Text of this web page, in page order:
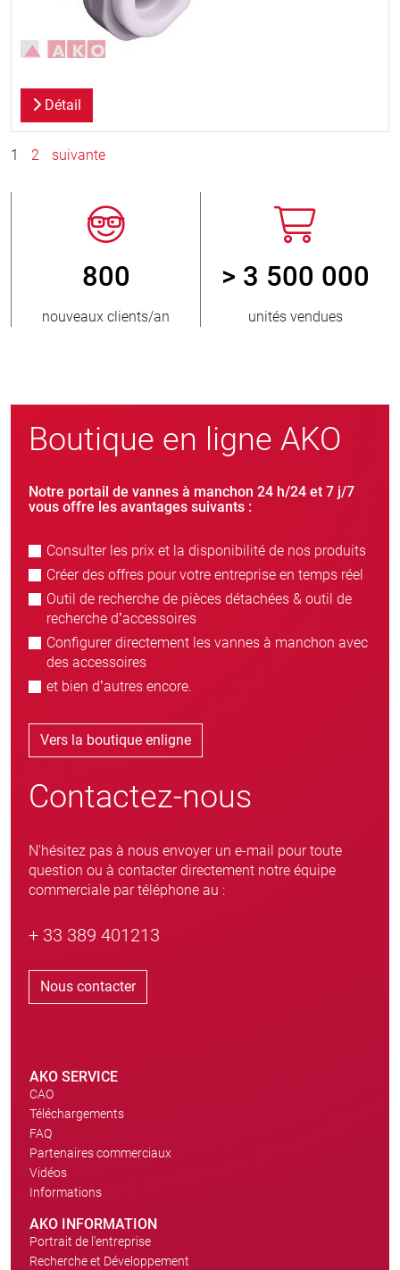
Détail
1 2 suivante
800
nouveaux clients/an
> 3 500 000
unités vendues
Boutique en ligne AKO
Notre portail de vannes à manchon 24 h/24 et 7 j/7
vous offre les avantages suivants :
Consulter les prix et la disponibilité de nos produits
Créer des offres pour votre entreprise en temps réel
Outil de recherche de pièces détachées & outil de
recherche d’accessoires
Configurer directement les vannes à manchon avec
des accessoires
et bien d’autres encore.
Vers la boutique enligne
Contactez-nous
N'hésitez pas à nous envoyer un e-mail pour toute
question ou à contacter directement notre équipe
commerciale par téléphone au :
+ 33 389 401213
Nous contacter
AKO SERVICE
CAO
Téléchargements
FAQ
Partenaires commerciaux
Vidéos
Informations
AKO INFORMATION
Portrait de l'entreprise
Recherche et Développement